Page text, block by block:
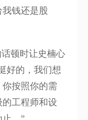
钱还是股
顿时让史楠心
好的，我们想
按照你的需
工程师和设